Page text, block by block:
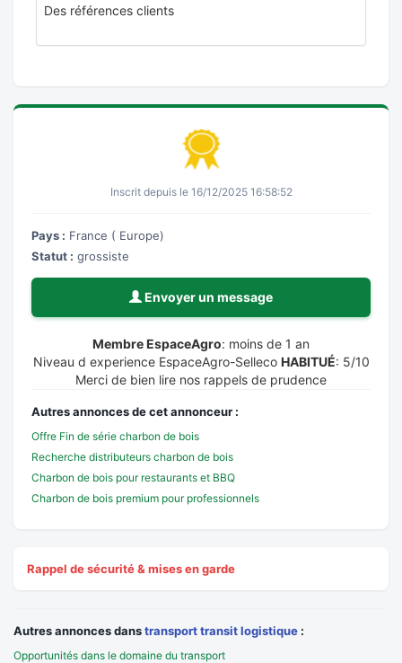
Des références clients
Inscrit depuis le 16/12/2025 16:58:52
Pays : France ( Europe)
Statut : grossiste
Envoyer un message
Membre EspaceAgro: moins de 1 an
Niveau d experience EspaceAgro-Selleco HABITUÉ: 5/10
Merci de bien lire nos rappels de prudence
Autres annonces de cet annonceur :
Offre Fin de série charbon de bois
Recherche distributeurs charbon de bois
Charbon de bois pour restaurants et BBQ
Charbon de bois premium pour professionnels
Rappel de sécurité & mises en garde
Autres annonces danstransport transit logistique :
Opportunités dans le domaine du transport